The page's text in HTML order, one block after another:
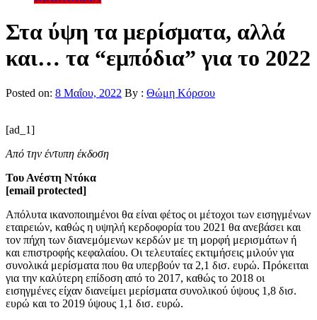
Στα ύψη τα μερίσματα, αλλά
και… τα “εμπόδια” για το 2022
Posted on: 8 Μαΐου, 2022 By : Θώμη Κόρσου
[ad_1]
Από την έντυπη έκδοση
Του Ανέστη Ντόκα
[email protected]
Απόλυτα ικανοποιημένοι θα είναι φέτος οι μέτοχοι των εισηγμένων
εταιρειών, καθώς η υψηλή κερδοφορία του 2021 θα ανεβάσει και
τον πήχη των διανεμόμενων κερδών με τη μορφή μερισμάτων ή
και επιστροφής κεφαλαίου. Οι τελευταίες εκτιμήσεις μιλούν για
συνολικά μερίσματα που θα υπερβούν τα 2,1 δισ. ευρώ. Πρόκειται
για την καλύτερη επίδοση από το 2017, καθώς το 2018 οι
εισηγμένες είχαν διανείμει μερίσματα συνολικού ύψους 1,8 δισ.
ευρώ και το 2019 ύψους 1,1 δισ. ευρώ.